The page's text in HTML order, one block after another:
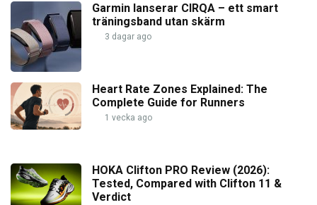
Garmin lanserar CIRQA – ett smart
träningsband utan skärm
3 dagar ago
Heart Rate Zones Explained: The
Complete Guide for Runners
1 vecka ago
HOKA Clifton PRO Review (2026):
Tested, Compared with Clifton 11 &
Verdict